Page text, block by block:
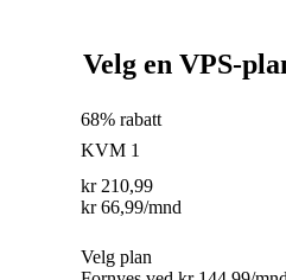
Velg en VPS-
68% rabatt
KVM 1
kr 210,99
kr 66,99/mnd
Velg plan